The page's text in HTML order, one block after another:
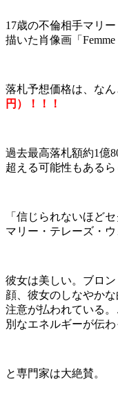
17歳の不倫相手マリ
描いた肖像画「Femme
落札予想価格は、なん
円）！！！
過去最高落札額約1億
超える可能性もあるら
「信じられないほど
マリー・テレーズ・ウ
彼女は美しい。ブロ
顔、彼女のしなやか
注意が払われている
別なエネルギーが伝わ
と専門家は大絶賛。